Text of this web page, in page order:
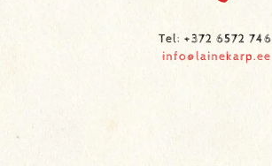
Tel: +372 6572 746
info@lainekarp.ee